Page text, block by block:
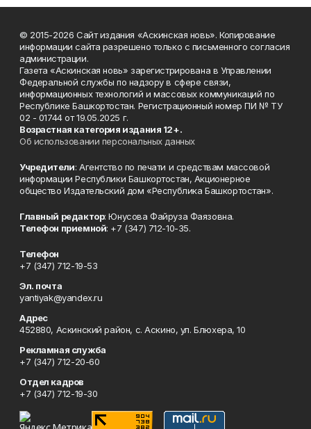
© 2015-2026 Сайт издания «Аскинская новь». Копирование
информации сайта разрешено только с письменного согласия
администрации.
Газета «Аскинская новь» зарегистрирована в Управлении
Федеральной службы по надзору в сфере связи,
информационных технологий и массовых коммуникаций по
Республике Башкортостан. Регистрационный номер ПИ № ТУ
02 - 01744 от 19.05.2025 г.
Возрастная категория издания 12+.
Об использовании персональных данных
Учредители: Агентство по печати и средствам массовой
информации Республики Башкортостан, Акционерное
общество Издательский дом «Республика Башкортостан».
Главный редактор: Юнусова Файруза Фаязовна.
Телефон приемной: +7 (347) 712-10-35.
Телефон
+7 (347) 712-19-53
Эл. почта
yantiyak@yandex.ru
Адрес
452880, Аскинский район, с. Аскино, ул. Блюхера, 10
Рекламная служба
+7 (347) 712-20-60
Отдел кадров
+7 (347) 712-19-30